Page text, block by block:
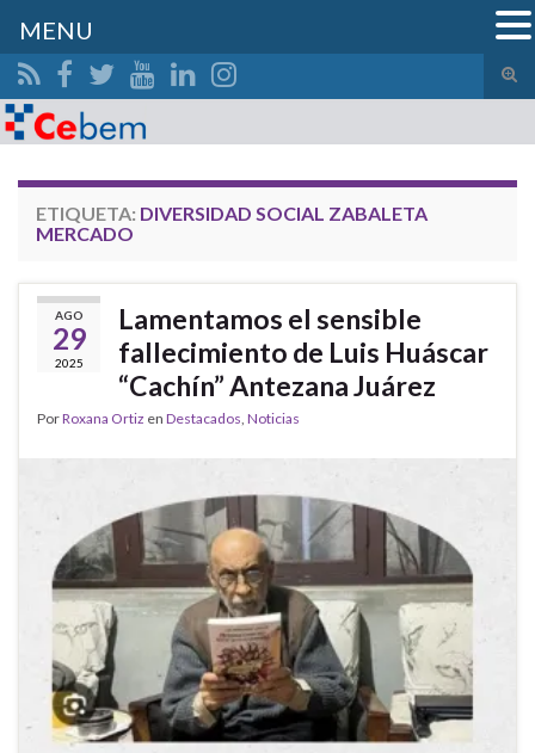
el
Search for:
ETIQUETA: DIVERSIDAD SOCIAL ZABALETA
MERCADO
AGO
29
2025
Lamentamos el sensible
fallecimiento de Luis Huáscar
“Cachín” Antezana Juárez
PorRoxana Ortiz en Destacados, Noticias
MENU